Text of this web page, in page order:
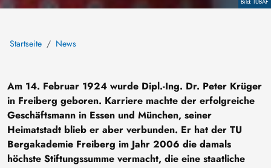
Startseite News
Am 14. Februar 1924 wurde Dipl.-Ing. Dr. Peter Krüger
in Freiberg geboren. Karriere machte der erfolgreiche
Geschäftsmann in Essen und München, seiner
Heimatstadt blieb er aber verbunden. Er hat der TU
Bergakademie Freiberg im Jahr 2006 die damals
höchste Stiftungssumme vermacht, die eine staatliche